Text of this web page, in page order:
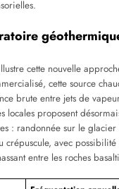
cette nouvelle
cette source
brute entre jets de
locales proposent
: randonnée sur le glacier
crépuscule, avec possibilité
entre les roches